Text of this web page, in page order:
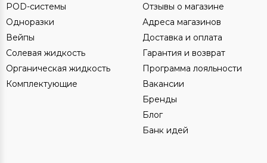
POD-системы
Одноразки
Вейпы
Солевая жидкость
Органическая жидкость
Комплектующие
Отзывы о магазине
Адреса магазинов
Доставка и оплата
Гарантия и возврат
Программа лояльности
Вакансии
Бренды
Блог
Банк идей